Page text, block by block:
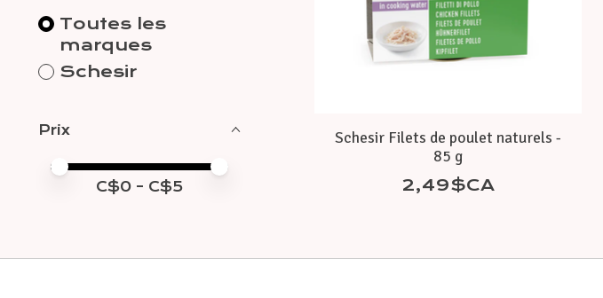
Toutes les
marques
Schesir
Prix
Prix minimum
Price maximum value
C$0 - C$5
Schesir Filets de poulet naturels -
85 g
2,49$CA